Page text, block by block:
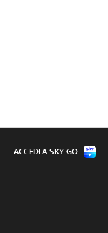
ACCEDI A SKY GO